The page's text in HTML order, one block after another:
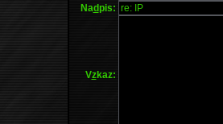
Nadpis:
Vzkaz: